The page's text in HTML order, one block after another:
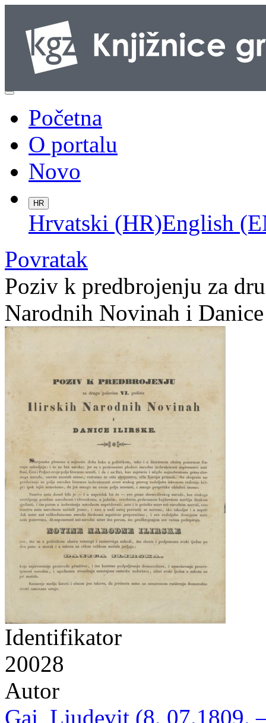
Početna
O portalu
Novo
HR
Hrvatski (HR)English
Povratak
Poziv k predbrojenju za
Narodnih Novinah i
Identifikator
20028
Autor
Gaj, Ljudevit (8. 07.1809.